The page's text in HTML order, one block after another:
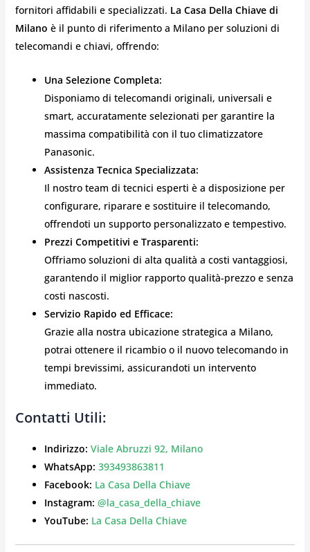
fornitori affidabili e specializzati. La Casa Della Chiave di
Milano è il punto di riferimento a Milano per soluzioni di
telecomandi e chiavi, offrendo:
Una Selezione Completa:
Disponiamo di telecomandi originali, universali e
smart, accuratamente selezionati per garantire la
massima compatibilità con il tuo climatizzatore
Panasonic.
Assistenza Tecnica Specializzata:
Il nostro team di tecnici esperti è a disposizione per
configurare, riparare e sostituire il telecomando,
offrendoti un supporto personalizzato e tempestivo.
Prezzi Competitivi e Trasparenti:
Offriamo soluzioni di alta qualità a costi vantaggiosi,
garantendo il miglior rapporto qualità-prezzo e senza
costi nascosti.
Servizio Rapido ed Efficace:
Grazie alla nostra ubicazione strategica a Milano,
potrai ottenere il ricambio o il nuovo telecomando in
tempi brevissimi, assicurandoti un intervento
immediato.
Contatti Utili:
Indirizzo: Viale Abruzzi 92, Milano
WhatsApp: 393493863811
Facebook: La Casa Della Chiave
Instagram: @la_casa_della_chiave
YouTube: La Casa Della Chiave